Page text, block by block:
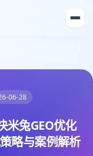
06-28
米兔GEO优化
略与案例解析